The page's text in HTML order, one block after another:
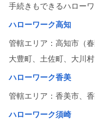
手続きもできるハローワ
ハローワーク高知
管轄エリア：高知市（
大豊町、土佐町、大川村
ハローワーク香美
管轄エリア：香美市、
ハローワーク須崎